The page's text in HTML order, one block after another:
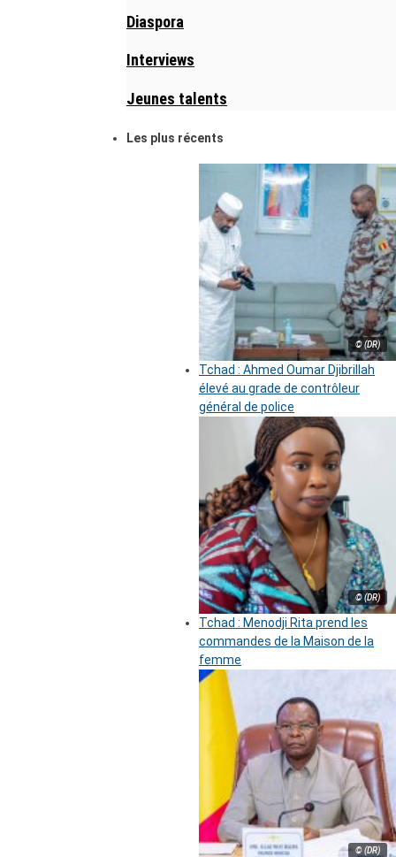
Diaspora
Interviews
Jeunes talents
Les plus récents
© (DR)
Tchad : Ahmed Oumar Djibrillah
élevé au grade de contrôleur
général de police
© (DR)
Tchad : Menodji Rita prend les
commandes de la Maison de la
femme
© (DR)